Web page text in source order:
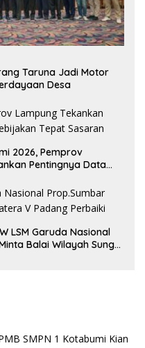
Taruna Jadi Motor
Desa
2026, Pemprov
Pentingnya Data
LSM Garuda Nasional
Balai Wilayah Sungai